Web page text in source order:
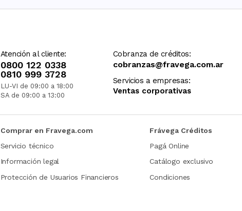
Atención al cliente:
0800 122 0338
0810 999 3728
LU-VI de 09:00 a 18:00
SA de 09:00 a 13:00
Cobranza de créditos:
cobranzas@fravega.com.ar
Servicios a empresas:
Ventas corporativas
Comprar en Fravega.com
Servicio técnico
Información legal
Protección de Usuarios Financieros
Frávega Créditos
Pagá Online
Catálogo exclusivo
Condiciones